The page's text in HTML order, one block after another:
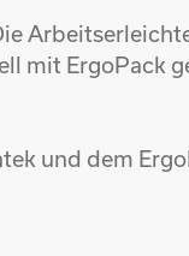
mit ErgoPack
und dem